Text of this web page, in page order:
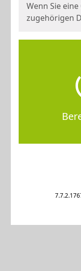
Wenn Sie
zugehörigen